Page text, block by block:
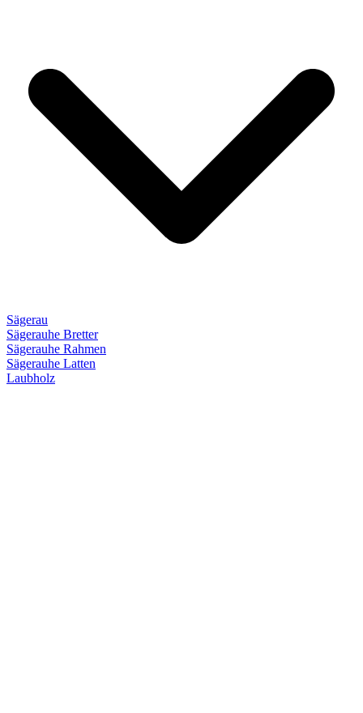
Sägerau
Sägerauhe Bretter
Sägerauhe Rahmen
Sägerauhe Latten
Laubholz